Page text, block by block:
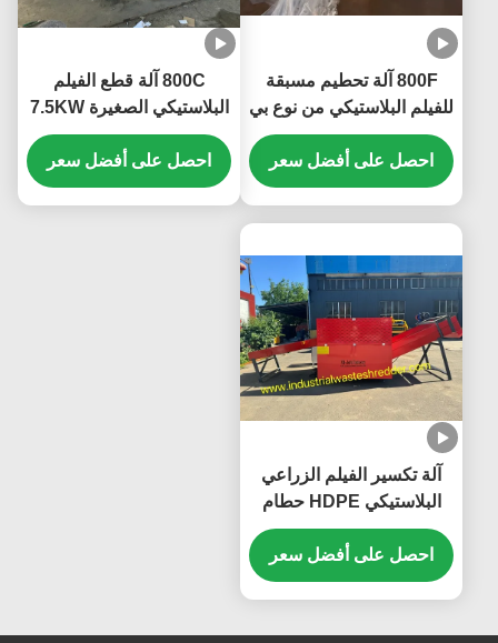
800F آلة تحطيم مسبقة
للفيلم البلاستيكي من نوع بي
إي، آلة تحطيم اقتصادية
مصغرة للفيلم البلاستيكي،
توفير مساحة.7محرك قطع
احصل على أفضل سعر
800C آلة قطع الفيلم
البلاستيكي الصغيرة 7.5KW
قطع المحرك اللون شعار
مخصصة ، محرك قطعة
خيط PP متحرك مع حادة ،
احصل على أفضل سعر
آلة تكسير الفيلم الزراعي
البلاستيكي HDPE حطام
الفيلم الدفيئة قدرات مختلفة
متاحة
احصل على أفضل سعر